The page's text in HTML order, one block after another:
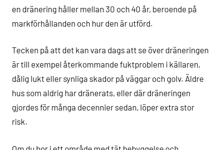
en dränering håller mellan 30 och 40 år, beroende på
markförhållanden och hur den är utförd.
Tecken på att det kan vara dags att se över dräneringen
är till exempel återkommande fuktproblem i källaren,
dålig lukt eller synliga skador på väggar och golv. Äldre
hus som aldrig har dränerats, eller där dräneringen
gjordes för många decennier sedan, löper extra stor
risk.